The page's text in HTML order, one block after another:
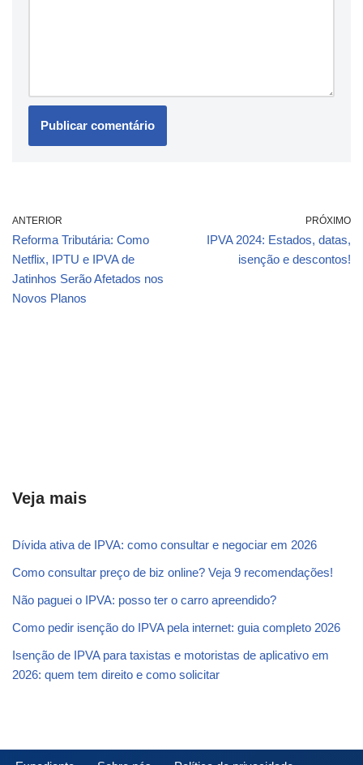
ANTERIOR
Reforma Tributária: Como
Netflix, IPTU e IPVA de
Jatinhos Serão Afetados nos
Novos Planos
PRÓXIMO
IPVA 2024: Estados, datas,
isenção e descontos!
Veja mais
Dívida ativa de IPVA: como consultar e negociar em 2026
Como consultar preço de biz online? Veja 9 recomendações!
Não paguei o IPVA: posso ter o carro apreendido?
Como pedir isenção do IPVA pela internet: guia completo 2026
Isenção de IPVA para taxistas e motoristas de aplicativo em
2026: quem tem direito e como solicitar